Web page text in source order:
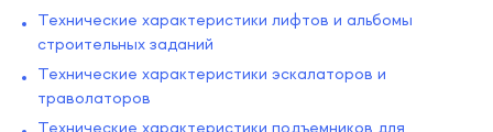
Технические характеристики лифтов и альбомы
строительных заданий
Технические характеристики эскалаторов и
траволаторов